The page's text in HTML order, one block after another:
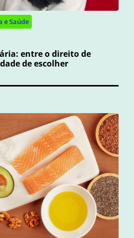
e Saúde
entre o direito de
de escolher